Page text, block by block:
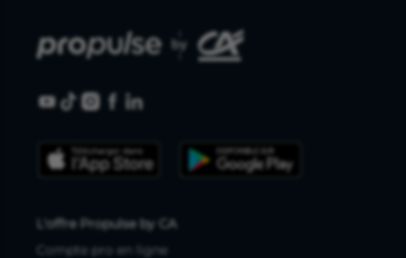
L'offre Propulse by CA
Compte pro en ligne